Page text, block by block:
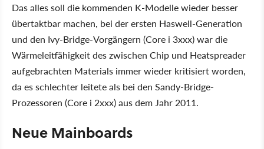
Das alles soll die kommenden K-Modelle wieder besser
übertaktbar machen, bei der ersten Haswell-Generation
und den Ivy-Bridge-Vorgängern (Core i 3xxx) war die
Wärmeleitfähigkeit des zwischen Chip und Heatspreader
aufgebrachten Materials immer wieder kritisiert worden,
da es schlechter leitete als bei den Sandy-Bridge-
Prozessoren (Core i 2xxx) aus dem Jahr 2011.
Neue Mainboards